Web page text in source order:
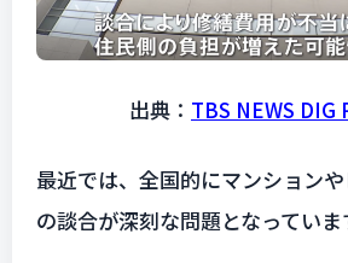
出典： TBS NEWS
最近では、全国的にマンション
の談合が深刻な問題となっていま